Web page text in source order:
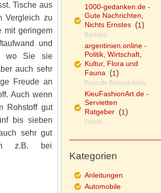
Tische aus
Vergleich zu
mit geringem
und
wo Sie sie
auch sehr
Freude an
Auch wenn
Rohstoff gut
bis sieben
sehr gut
z.B. bei
1000-gedanken.de -
Gute Nachrichten,
Nichts Ernstes(1)
Barbara
argentinien.online -
Politik, Wirtschaft,
Kultur, Flora und
Fauna(1)
Paco de Buenos Aires
KieuFashionArt.de -
Servietten
Ratgeber(1)
Daniel
Kategorien
Anleitungen
Automobile